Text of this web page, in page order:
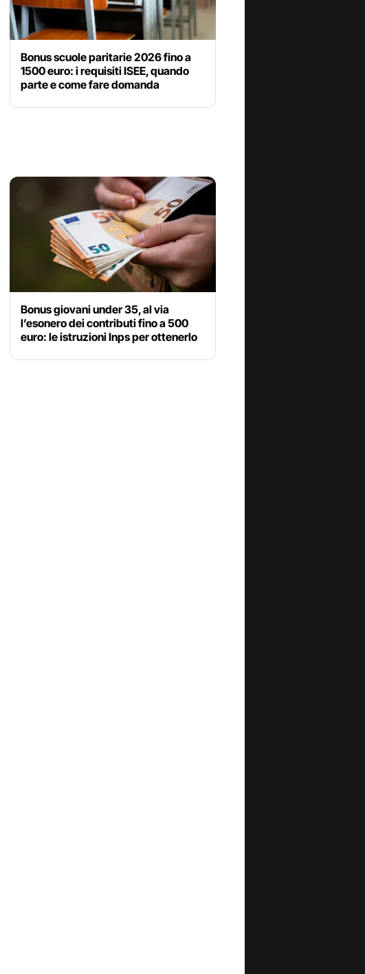
Bonus scuole paritarie 2026 fino a
1500 euro: i requisiti ISEE, quando
parte e come fare domanda
Bonus giovani under 35, al via
l’esonero dei contributi fino a 500
euro: le istruzioni Inps per ottenerlo